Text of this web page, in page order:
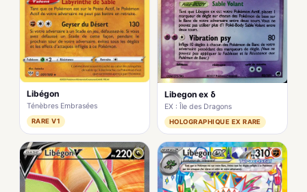
Libégon
Ténèbres Embrasées
RARE V1
Libegon ex δ
EX : Île des Dragons
HOLOGRAPHIQUE EX RARE